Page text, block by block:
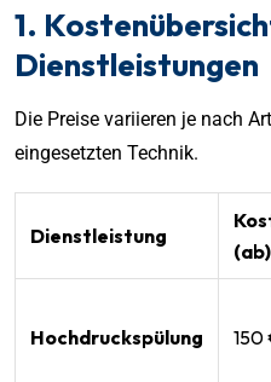
1.
Dienstleistungen
Die Preise variieren je nach
eingesetzten Technik.
Dienstleistung
(ab)
Hochdruckspülung 150